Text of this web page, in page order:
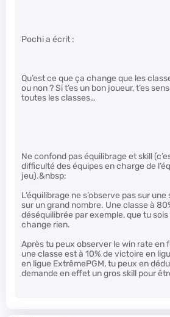
Pochi a écrit :
Qu’est ce que ça change que les
ou non ? Si t’es un bon joueur, t’es
toutes les classes…
Ne confond pas équilibrage et skill
difficulté des équipes en charge de
jeu).&nbsp;
L’équilibrage ne s’observe pas sur
sur un grand nombre. Une classe à
déséquilibrée par exemple, que tu sois
change rien.
Après tu peux observer le win rate en
une classe est à 10% de victoire en
en ligue ExtrêmePGM, tu peux en
demande en effet un gros skill pour